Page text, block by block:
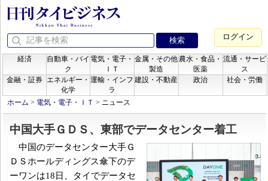
ログイン
経済
自動車・バイ
ク
電気・電子・
ＩＴ
金属・その他
製造
農水・食品・
医薬
流通・サービ
ス
金融・証券
エネルギー・
化学
運輸・インフ
ラ
建設・不動産 政治 社会・労働
ホーム > 電気・電子・ＩＴ > ニュース
中国大手ＧＤＳ、東部でデータセンター着工
中国のデータセンター大手Ｇ
ＤＳホールディングス傘下のデ
ーワンは18日、タイでデータセ